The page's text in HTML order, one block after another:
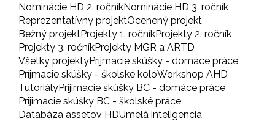
Nominácie HD 2. ročníkNominácie HD 3. ročník
Reprezentatívny projektOcenený projekt
Bežný projektProjekty 1. ročníkProjekty 2. ročník
Projekty 3. ročníkProjekty MGR a ARTD
Všetky projektyPríjmacie skúšky - domáce práce
Príjmacie skúšky - školské koloWorkshop AHD
TutoriályPrijimacie skúšky BC - domáce práce
Prijimacie skúšky BC - školské práce
Databáza assetov HDUmelá inteligencia